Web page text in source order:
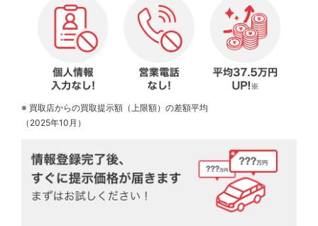
※ 買取店からの買取提示額（上限額）の差額平均
（2025年10月）